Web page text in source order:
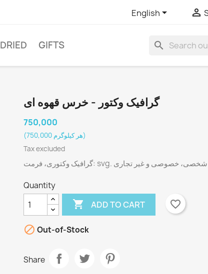
English 
DRIED GIFTS search
گرافیک وکتور - خرس قهوه ای
750,000
(750,000 هر کیلوگرم)
Tax excluded
Quantity
 ADD TO CART favorite_border
 Out-of-Stock
Share